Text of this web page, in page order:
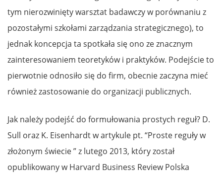
tym nierozwinięty warsztat badawczy w porównaniu z
pozostałymi szkołami zarządzania strategicznego), to
jednak koncepcja ta spotkała się ono ze znacznym
zainteresowaniem teoretyków i praktyków. Podejście to
pierwotnie odnosiło się do firm, obecnie zaczyna mieć
również zastosowanie do organizacji publicznych.
Jak należy podejść do formułowania prostych reguł? D.
Sull oraz K. Eisenhardt w artykule pt. “Proste reguły w
złożonym świecie ” z lutego 2013, który został
opublikowany w Harvard Business Review Polska